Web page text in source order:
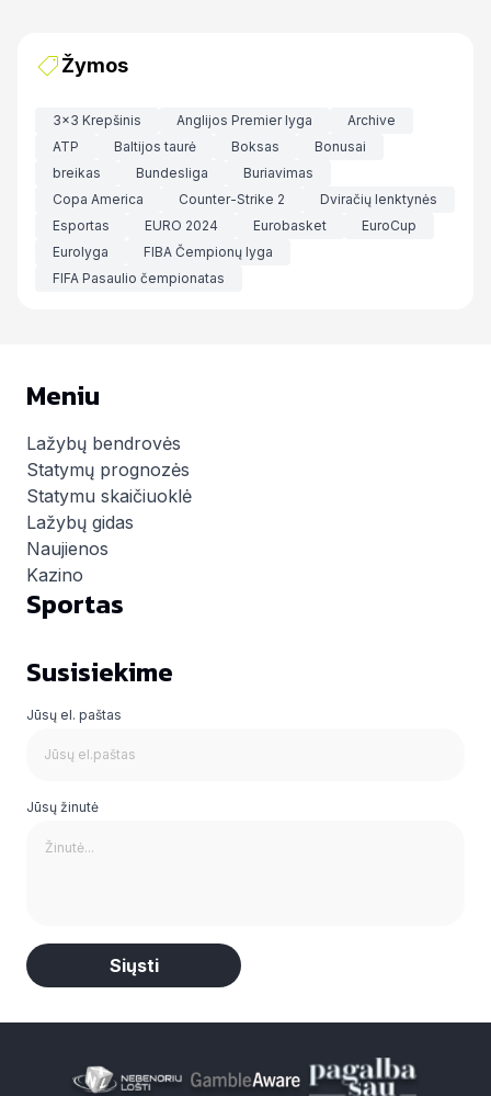
Žymos
3x3 Krepšinis Anglijos Premier lyga
Archive
ATP
Baltijos taurė Boksas
Bonusai
breikas
Bundesliga
Buriavimas
Copa America
Counter-Strike 2
Dviračių lenktynės
Esportas
EURO 2024 Eurobasket
EuroCup
Eurolyga
FIBA Čempionų lyga
FIFA Pasaulio čempionatas
Meniu
Lažybų bendrovės
Statymų prognozės
Statymu skaičiuoklė
Lažybų gidas
Naujienos
Kazino
Sportas
Susisiekime
Jūsų el. paštas
Jūsų žinutė